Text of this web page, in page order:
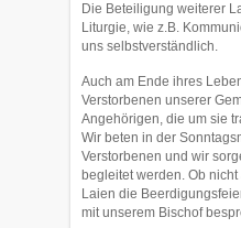
Die Beteiligung weiterer
Liturgie, wie z.B.
uns selbstverständlich.
Auch am Ende ihres
Verstorbenen unserer
Angehörigen, die um sie
Wir beten in der
Verstorbenen und wir
begleitet werden. Ob
Laien die
mit unserem Bischof